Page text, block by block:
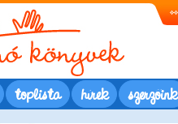
toplista hírek szerzőink